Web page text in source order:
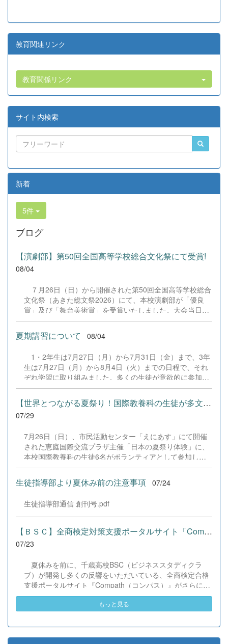
教育関連リンク
教育関係リンク
サイト内検索
新着
5件
ブログ
【演劇部】第50回全国高等学校総合文化祭にて受賞!
08/04
７月26日（日）から開催された第50回全国高等学校総合
文化祭（あきた総文祭2026）にて、本校演劇部が「優良
賞」及び「舞台美術賞」を受賞いたしました。大会当日
は、本校の部員たちもこれまで積み重ねてきた練習の成果
を存分に発揮し、堂々と舞台に立ちました。緊張感のある
全国の舞台において、一人一人が役割を果たし、心を込め
の全国大会出場にあたり、多大なるご支援・ご協力をいた
だきました企業の皆様、ならびに心温まるご寄付や温かい
ご声援を寄せてくださった地域の皆様方に、心より感謝申
し上げます。皆様からの温かいご支援が部員たちの大きな
励みとなり、全国の舞台で最高のパフォーマンスと演技を
届けることができました。今回の経験を糧に、さらに表現
力に磨きをかけ、今後も活動してまいります。引き続き、
本校演劇部への変わらぬご声援をよろしくお願いいたしま
す。 &nbsp;
夏期講習について 08/04
1・2年生は7月27日（月）から7月31日（金）まで、3年
生は7月27日（月）から8月4日（火）までの日程で、それ
ぞれ学習に取り組みました。多くの生徒が意欲的に参加
し、これまでの学習内容の復習や発展的な内容、受験に向
けた学習などに真剣に取り組む姿が見られました。夏期講
習で身に付けた学習習慣や知識を、今後の学校生活や学習
に生かし、一人一人がさらなる成長につなげてくれること
【世界とつながる夏祭り！国際教養科の生徒が多文化共生ボランテ...
07/29
7月26日（日）、市民活動センター「えにあす」にて開催
された恵庭国際交流プラザ主催「日本の夏祭り体験」に、
本校国際教養科の生徒6名がボランティアとして参加しま
した！ 会場にはウクライナ、ネパール、アフガニスタンな
ど多国籍な参加者が集まり、ヨーヨー釣りや綿あめ、盆踊
りなどを満喫。浴衣姿でイベントを彩った1年生や、経験
葉や国境を超えて笑顔で交流を深めました。 主催者の方か
らは、「国籍や年齢を問わず笑顔で寄り添い、自分で考え
て動く姿が素晴らしい。異文化理解のマインドが自然と身
についている」と、賞賛の声をいただきました！ 教室の中
だけでなく、地域や世界という広いフィールドで本領を発
姿に、誇らしさでいっぱいです。 教養科生、どんどん外へ
飛び出そう！ その温かい心と行動力を磨き、世界を笑顔に
する魅力的な人材へ成長していく皆さんを応援していま
す！
生徒指導部より夏休み前の注意事項 07/24
生徒指導部通信 創刊号.pdf
【ＢＳＣ】全商検定対策支援ポータルサイト「Compath（コンパス）...
07/23
夏休みを前に、千歳高校BSC（ビジネススタディクラ
ブ）が開発し多くの反響をいただいている、全商検定合格
支援ポータルサイト『Compath（コンパス）』がさらにバ
ージョンアップいたしました。 今回もユーザーの皆様か
らいただいたアンケートのご意見をもとに、BSC部員のプ
の実装までを行いました。今回のアップデートでは、ビジ
ネス計算・簿記・ビジネス文書・情報処理・商業経済・財
もっと見る